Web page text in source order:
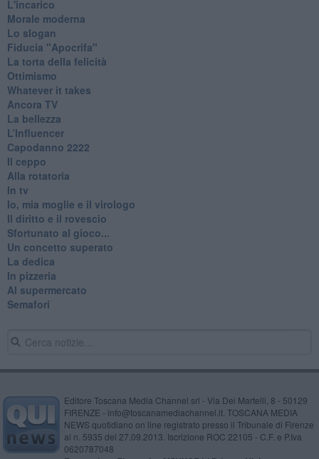
L'incarico
Morale moderna
Lo slogan
Fiducia "Apocrifa"
La torta della felicità
Ottimismo
Whatever it takes
Ancora TV
La bellezza
L’Influencer
​Capodanno 2222
Il ceppo
Alla rotatoria
In tv
Io, mia moglie e il virologo
Il diritto e il rovescio
Sfortunato al gioco...
Un concetto superato
La dedica
In pizzeria
Al supermercato
Semafori
Editore Toscana Media Channel srl - Via Dei Martelli, 8 - 50129
FIRENZE - info@toscanamediachannel.it. TOSCANA MEDIA
NEWS quotidiano on line registrato presso il Tribunale di Firenze
al n. 5935 del 27.09.2013. Iscrizione ROC 22105 - C.F. e P.Iva
0620787048